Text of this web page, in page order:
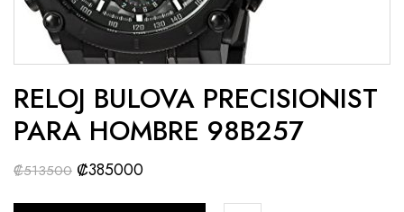
RELOJ BULOVA PRECISIONIST
PARA HOMBRE 98B257
₡513500 ₡385000